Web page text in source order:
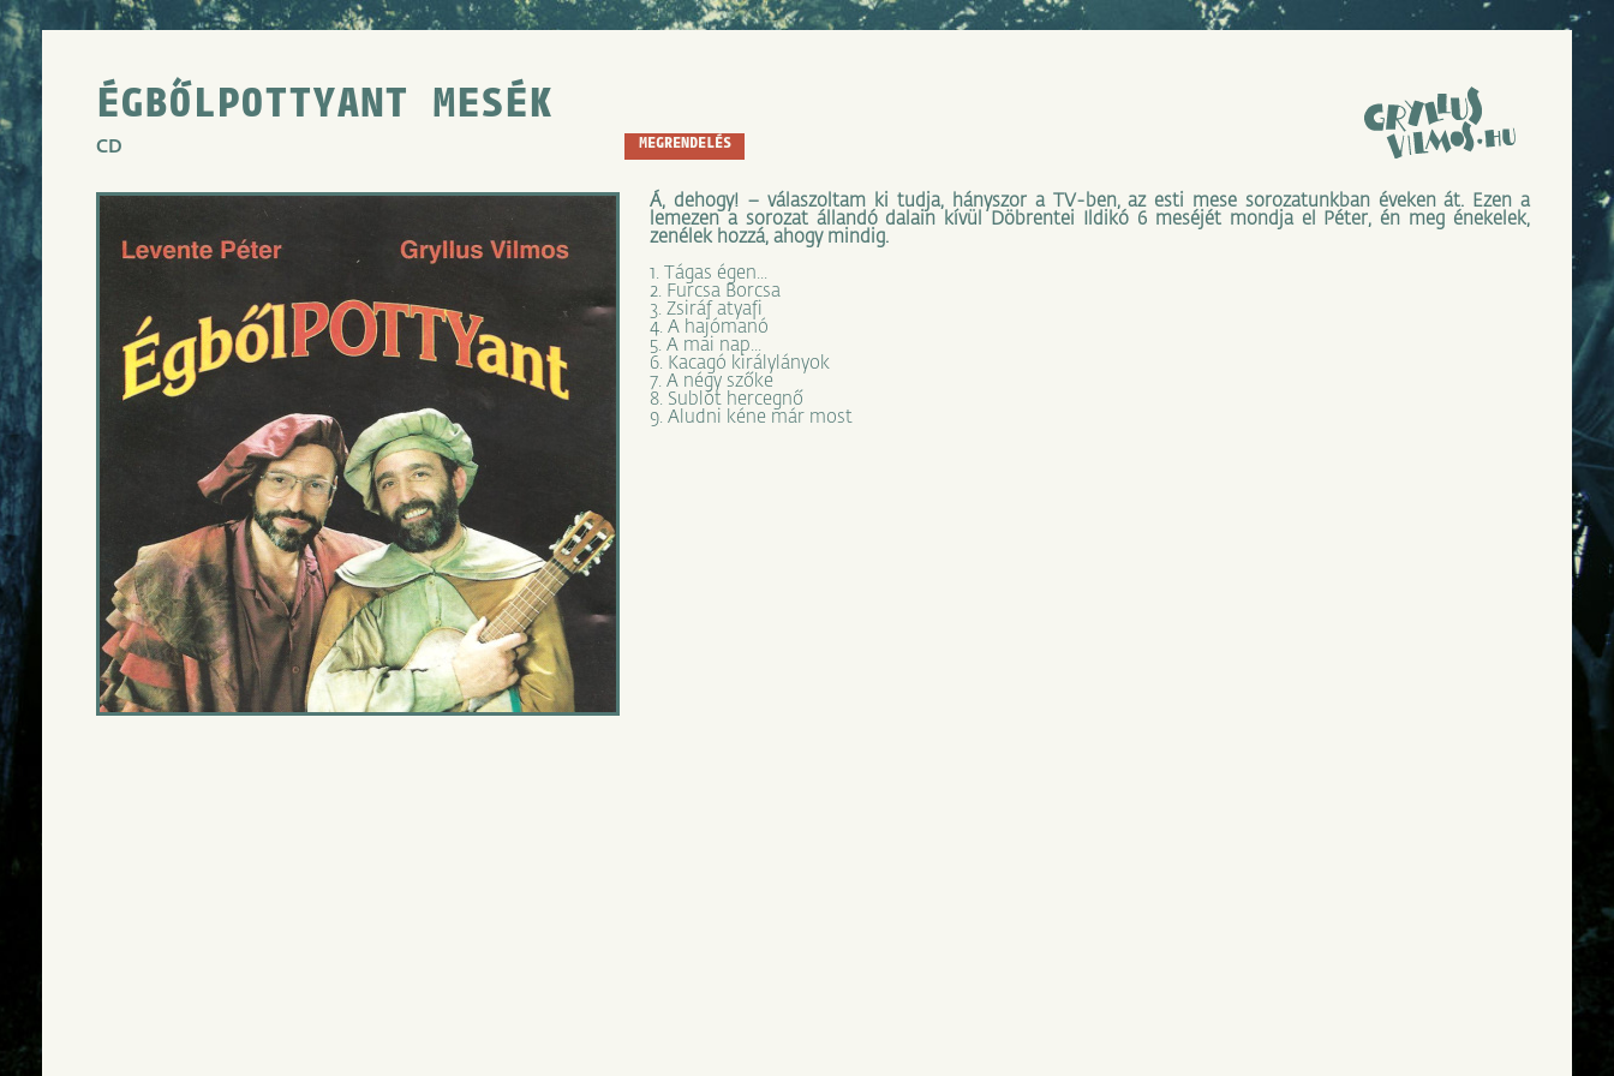
MEGRENDELÉS
ÉGBŐLPOTTYANT MESÉK
CD
Á, dehogy! – válaszoltam ki tudja, hányszor a TV-ben, az esti mese sorozatunkban éveken át. Ezen a
lemezen a sorozat állandó dalain kívül Döbrentei Ildikó 6 meséjét mondja el Péter, én meg énekelek,
zenélek hozzá, ahogy mindig.
1. Tágas égen...
2. Furcsa Borcsa
3. Zsiráf atyafi
4. A hajómanó
5. A mai nap...
6. Kacagó királylányok
7. A négy szőke
8. Sublót hercegnő
9. Aludni kéne már most